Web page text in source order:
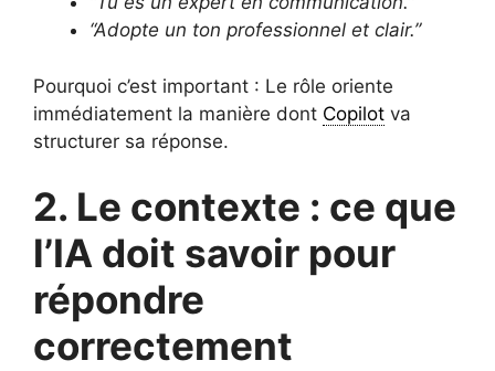
“Adopte un ton professionnel et clair.”
Pourquoi c’est important : Le rôle oriente
immédiatement la manière dont Copilot va
structurer sa réponse.
2. Le contexte : ce que
l’IA doit savoir pour
répondre
correctement